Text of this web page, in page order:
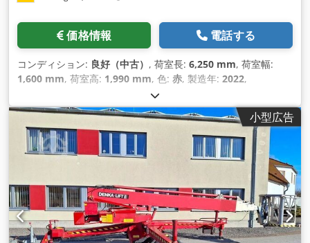
価格情報 電話する
コンディション: 良好（中古） , 荷室長: 6,250 mm, 荷室幅:
1,600 mm, 荷室高: 1,990 mm, 色: 赤, 製造年: 2022,
小型広告